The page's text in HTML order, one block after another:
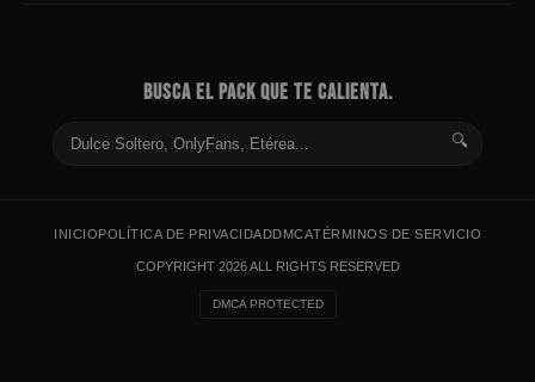
BUSCA EL PACK QUE TE CALIENTA.
🔍
INICIOPOLÍTICA DE PRIVACIDADDMCATÉRMINOS DE SERVICIO
COPYRIGHT 2026 ALL RIGHTS RESERVED
DMCA PROTECTED